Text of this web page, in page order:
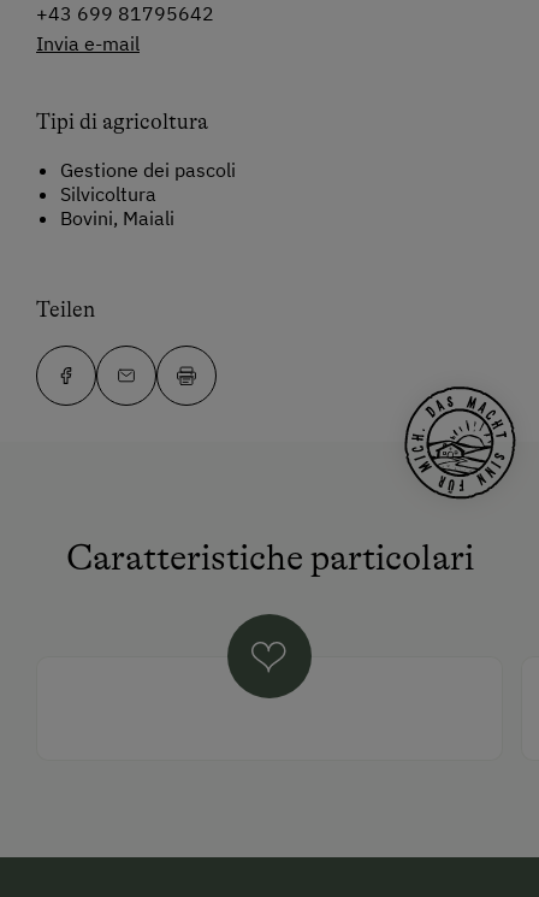
+43 699 81795642
Invia e-mail
Tipi di agricoltura
Gestione dei pascoli
Silvicoltura
Bovini, Maiali
Teilen
Caratteristiche particolari